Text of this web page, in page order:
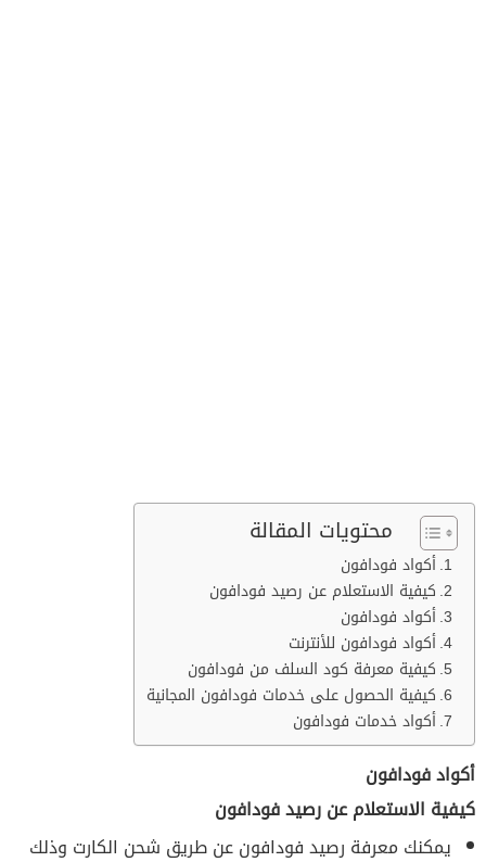
محتويات المقالة
أكواد فودافون
كيفية الاستعلام عن رصيد فودافون
أكواد فودافون
أكواد فودافون للأنترنت
كيفية معرفة كود السلف من فودافون
كيفية الحصول على خدمات فودافون المجانية
أكواد خدمات فودافون
أكواد فودافون
كيفية الاستعلام عن رصيد فودافون
يمكنك معرفة رصيد فودافون عن طريق شحن الكارت وذلك